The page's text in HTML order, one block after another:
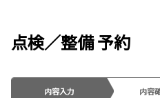
点検／整備 予約
内容入力 内容